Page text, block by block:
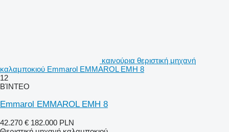
καινούρια θεριστική μηχανή
καλαμποκιού Emmarol EMMAROL EMH 8
12
ΒΊΝΤΕΟ
Emmarol EMMAROL EMH 8
42.270 € 182.000 PLN